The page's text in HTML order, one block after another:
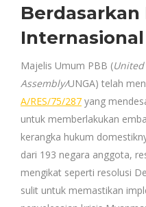
Internasional
Majelis Umum PBB (
Assembly/UNGA) telah
A/RES/75/287 yang
untuk memberlakukan
kerangka hukum
dari 193 negara anggota,
mengikat seperti resolusi
sulit untuk memastikan